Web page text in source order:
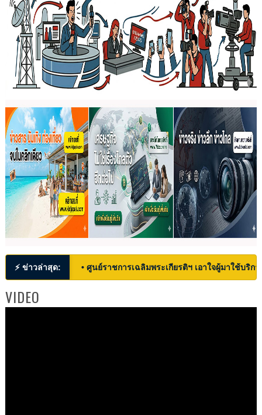
⚡ ข่าวล่าสุด: • ศูนย์ราชการเฉลิมพระเกียรติฯ เอาใจผู้มาใช้บริก
VIDEO